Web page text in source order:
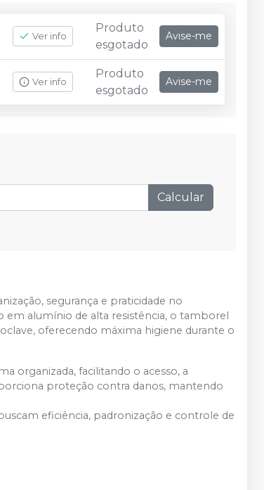
Ver info
Produto
esgotado
Avise-me
Ver info
Produto
esgotado
Avise-me
Calcular
segurança e praticidade no
em alumínio de alta resistência, o tamborel
oferecendo máxima higiene durante o
organizada, facilitando o acesso, a
proteção contra danos, mantendo
eficiência, padronização e controle de